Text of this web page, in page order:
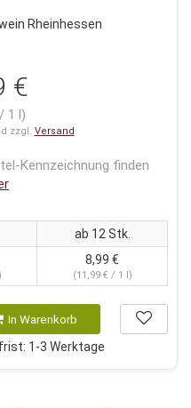
Rheinhessen
€
1 l)
zzgl. Versand
Kennzeichnung finden
ab 12 Stk.
8,99 €
(11,99 € / 1 l)
In Warenkorb
1-3 Werktage